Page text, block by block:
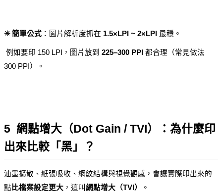
✳️ 簡單公式 ：圖片解析度抓在 1.5×LPI ~ 2×LPI 最穩。
例如要印 150 LPI，圖片放到 225–300 PPI 都合理（常見做法
300 PPI）。
5  網點增大（Dot Gain / TVI）：為什麼印
出來比較「黑」？
油墨擴散、紙張吸收、網紋結構與視覺觀感，會讓實際印出來的
點比檔案設定更大 ，這叫網點增大（TVI） 。